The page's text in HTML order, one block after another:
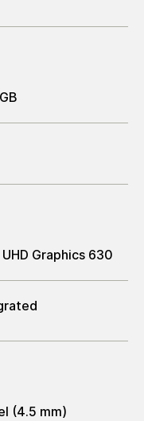
Graphics 630
(4.5 mm)